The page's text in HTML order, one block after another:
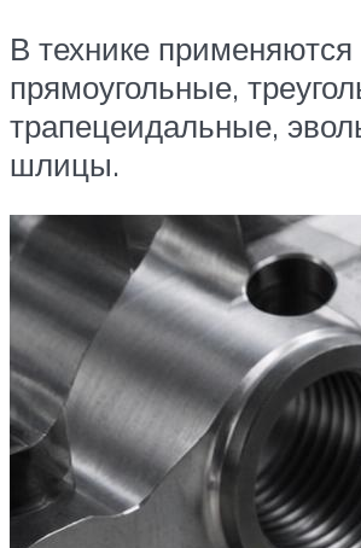
В технике применяются
прямоугольные,
трапецеидальные,
шлицы.